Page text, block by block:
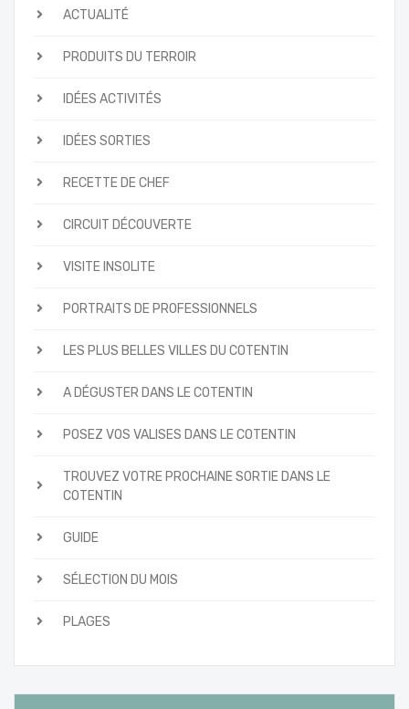
ACTUALITÉ
PRODUITS DU TERROIR
IDÉES ACTIVITÉS
IDÉES SORTIES
RECETTE DE CHEF
CIRCUIT DÉCOUVERTE
VISITE INSOLITE
PORTRAITS DE PROFESSIONNELS
LES PLUS BELLES VILLES DU COTENTIN
A DÉGUSTER DANS LE COTENTIN
POSEZ VOS VALISES DANS LE COTENTIN
TROUVEZ VOTRE PROCHAINE SORTIE DANS LE
COTENTIN
GUIDE
SÉLECTION DU MOIS
PLAGES